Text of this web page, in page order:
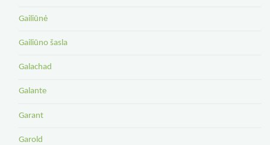
Gailiūnė
Gailiūno šasla
Galachad
Galante
Garant
Garold